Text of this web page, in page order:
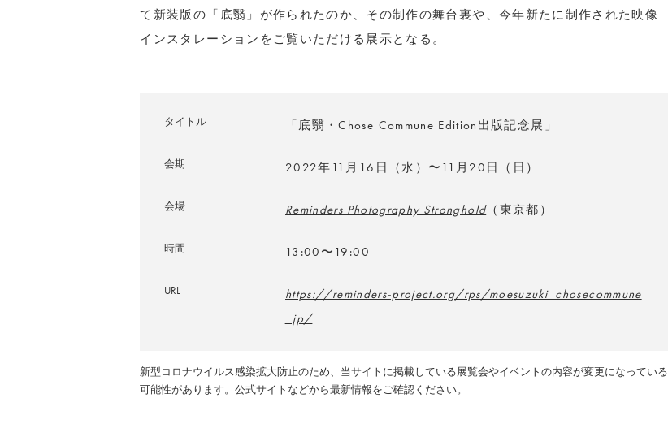
て新装版の「底翳」が作られたのか、その制作の舞台裏や、今年新たに制作された映像
インスタレーションをご覧いただける展示となる。
タイトル 「底翳・Chose Commune Edition出版記念展」
会期 2022年11月16日（水）〜11月20日（日）
会場 Reminders Photography Stronghold（東京都）
時間 13:00〜19:00
URL
https://reminders-project.org/rps/moesuzuki_chosecommune
_jp/
新型コロナウイルス感染拡大防止のため、当サイトに掲載している展覧会やイベントの内容が変更になっている
可能性があります。公式サイトなどから最新情報をご確認ください。